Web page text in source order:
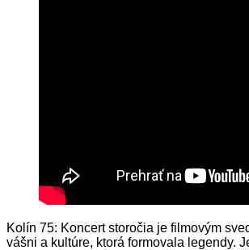
Kolín 75: Koncert storočia je filmovým
vášni a kultúre, ktorá formovala legendy.